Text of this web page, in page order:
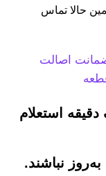
حالا تماس
اصالت
استعلام
نباشند.